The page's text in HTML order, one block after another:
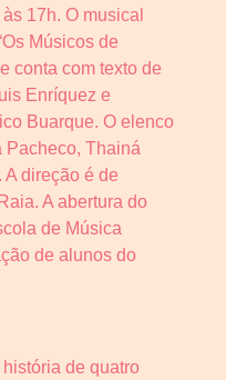
17h. O musical
Músicos de
conta com texto de
Enríquez e
Buarque. O elenco
Pacheco, Thainá
direção é de
A abertura do
de Música
de alunos do
de quatro